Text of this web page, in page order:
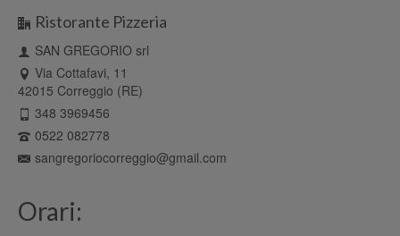
Ristorante Pizzeria
SAN GREGORIO srl
Via Cottafavi, 11
42015 Correggio (RE)
348 3969456
0522 082778
sangregoriocorreggio@gmail.com
Orari: